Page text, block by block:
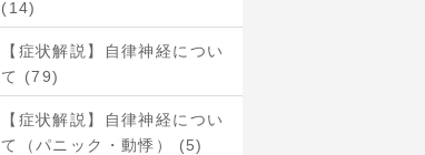
(14)
【症状解説】自律神経につい
て (79)
【症状解説】自律神経につい
て（パニック・動悸） (5)